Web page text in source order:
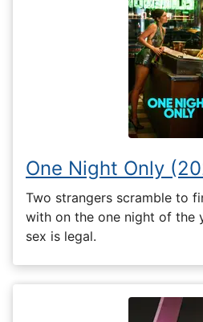
One Night Only
Two strangers scramble to
with on the one night of the
sex is legal.